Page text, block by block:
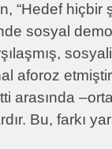
“Hedef hiçbir
sosyal
aforoz
arasında
Bu, farkı